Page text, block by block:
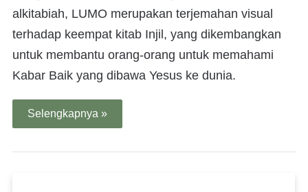
alkitabiah, LUMO merupakan terjemahan visual
terhadap keempat kitab Injil, yang dikembangkan
untuk membantu orang-orang untuk memahami
Kabar Baik yang dibawa Yesus ke dunia.
Selengkapnya »